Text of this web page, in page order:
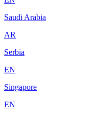
Saudi Arabia
AR
Serbia
EN
Singapore
EN